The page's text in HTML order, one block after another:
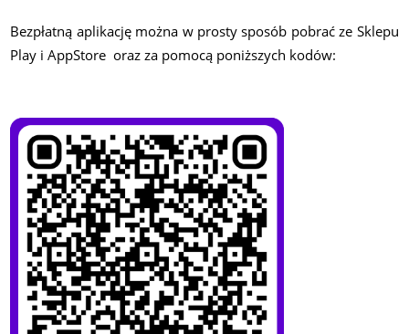
Bezpłatną aplikację można w prosty sposób pobrać ze Sklepu
Play i AppStore oraz za pomocą poniższych kodów: